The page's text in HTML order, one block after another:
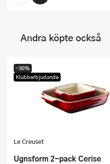
Andra köpte också
Le Creuset
Ugnsform 2-pack Cerise
-30%
Klubberbjudande